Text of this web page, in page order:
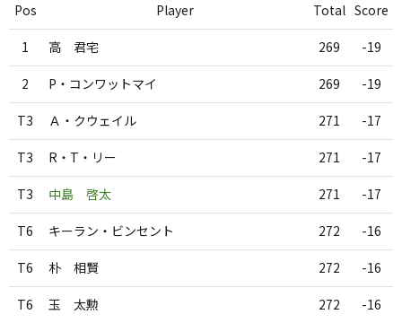
Pos Player Total Score
1 高 君宅 269 -19
2 P・コンワットマイ 269 -19
T3 Ａ・クウェイル 271 -17
T3 R・T・リー 271 -17
T3 中島 啓太 271 -17
T6 キーラン・ビンセント 272 -16
T6 朴 相賢 272 -16
T6 玉 太勲 272 -16